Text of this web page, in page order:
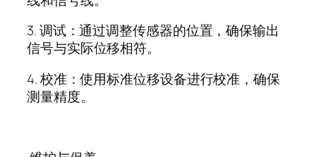
3.调试：通过调整传感器的位置，确保输出
信号与实际位移相符。
4.校准：使用标准位移设备进行校准，确保
测量精度。